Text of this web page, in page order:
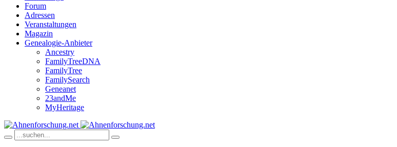
Forum
Adressen
Veranstaltungen
Magazin
Genealogie-Anbieter
Ancestry
FamilyTreeDNA
FamilyTree
FamilySearch
Geneanet
23andMe
MyHeritage